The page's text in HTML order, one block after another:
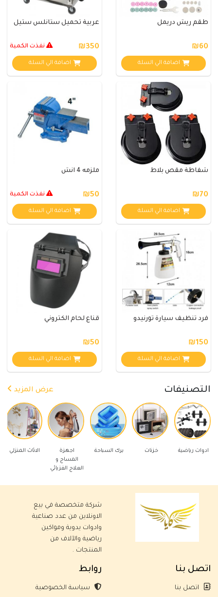
طقم ريش دريمل
₪60
اضافة الي السلة
عربية تحميل ستانلس ستيل
₪350 نفذت الكمية
اضافة الي السلة
شفاطة مقص بلاط
₪70
اضافة الي السلة
ملزمه 4 انش
₪50 نفذت الكمية
اضافة الي السلة
فرد تنظيف سيارة تورنيدو
₪150
اضافة الي السلة
قناع لحام الكتروني
₪50
اضافة الي السلة
التصنيفات عرض المزيد
رياضية خزنات برك السباحة
اجهزة
المساج و
العلاج الفزيائي
الاثاث المنزلي ادوات
شركة متخصصة في بيع
الاونلاين من عدد صناعية
وادوات يدوية ومواكين
رياضية والآلاف من
المنتجات .
اتصل بنا
اتصل بنا
روابط
سياسة الخصوصية